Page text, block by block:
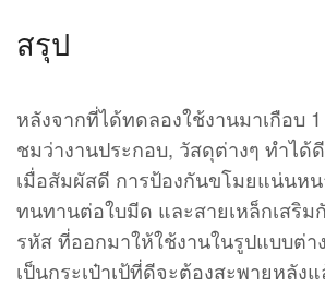
สรุป
หลังจากที่ได้ทดลองใช้งานมาเกือบ
ชมว่างานประกอบ, วัสดุต่างๆ ทำได้
เมื่อสัมผัสดี การป้องกันขโมยแน่นห
ทนทานต่อใบมีด และสายเหล็กเสริ
รหัส ที่ออกมาให้ใช้งานในรูปแบบต่า
เป็นกระเป๋าเป้ที่ดีจะต้องสะพายหลัง